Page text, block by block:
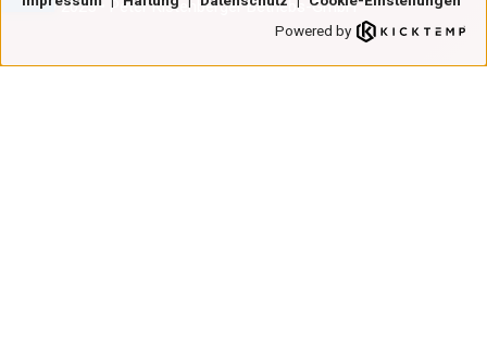
© 2025 • Peter Kistenberger Betriebs-GmbH
Powered by